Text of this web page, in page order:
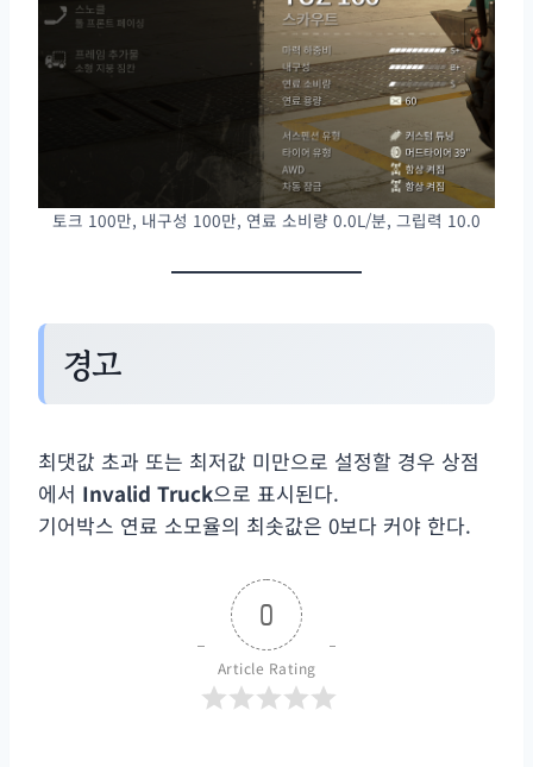
토크 100만, 내구성 100만, 연료 소비량 0.0L/분, 그립력 10.0
경고
최댓값 초과 또는 최저값 미만으로 설정할 경우 상점
에서 Invalid Truck으로 표시된다.
기어박스 연료 소모율의 최솟값은 0보다 커야 한다.
0
Article Rating